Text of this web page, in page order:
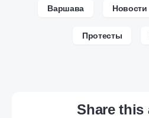
Варшава Новости
Протесты
Share this